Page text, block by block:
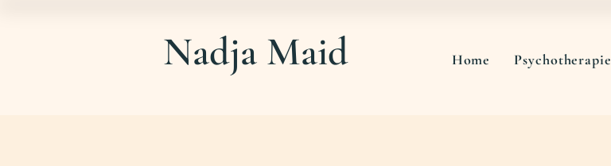
Nadja Maid Home Psychotherapie